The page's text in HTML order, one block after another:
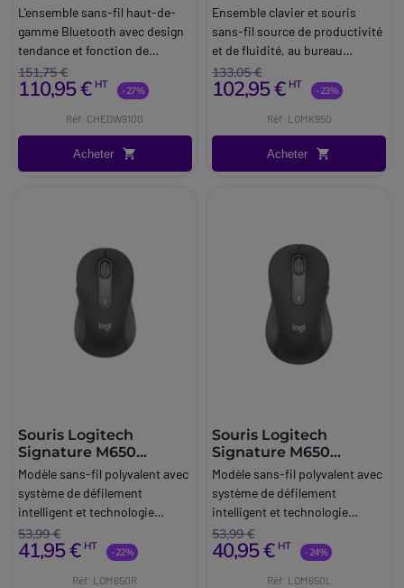
noir
L'ensemble sans-fil haut-de-
gamme Bluetooth avec design
tendance et fonction de
recharge.
151,75 €
110,95 € HT -27%
Réf: CHEDW9100
Acheter
Business
Ensemble clavier et souris
sans-fil source de productivité
et de fluidité, au bureau
comme à la maison.
133,05 €
102,95 € HT -23%
Réf: LOMK950
Acheter
Souris Logitech
Signature M650
(droitier)
Modèle sans-fil polyvalent avec
système de défilement
intelligent et technologie
SilentTouch.
53,99 €
41,95 € HT -22%
Réf: LOM650R
Souris Logitech
Signature M650
(gaucher)
Modèle sans-fil polyvalent avec
système de défilement
intelligent et technologie
SilentTouch.
53,99 €
40,95 € HT -24%
Réf: LOM650L